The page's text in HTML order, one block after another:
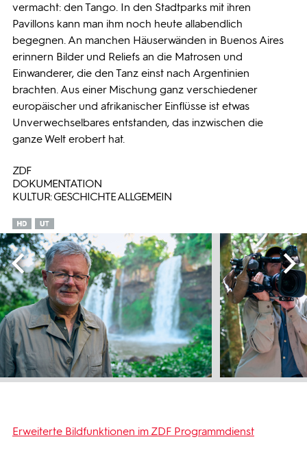
vermacht: den Tango. In den Stadtparks mit ihren
Pavillons kann man ihm noch heute allabendlich
begegnen. An manchen Häuserwänden in Buenos Aires
erinnern Bilder und Reliefs an die Matrosen und
Einwanderer, die den Tanz einst nach Argentinien
brachten. Aus einer Mischung ganz verschiedener
europäischer und afrikanischer Einflüsse ist etwas
Unverwechselbares entstanden, das inzwischen die
ganze Welt erobert hat.
ZDF
DOKUMENTATION
KULTUR: GESCHICHTE ALLGEMEIN
Erweiterte Bildfunktionen im ZDF Programmdienst